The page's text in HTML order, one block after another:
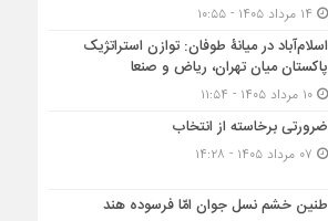
اسلام‌آباد در میانۀ طوفان: توازن استراتژیک
پاکستان میان تهران، ریاض و صنعا
۱۰ مرداد ۱۴۰۵ - ۱۱:۵۴
ضرورتی برخاسته از انتخاب
طنین خشم نسل جوان امّا فرسوده هند